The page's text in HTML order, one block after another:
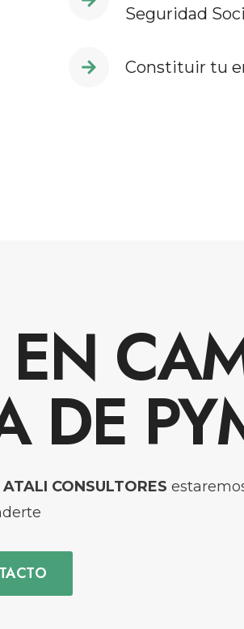
Seguridad
Constituir tu
DE
ATALI CONSULTORES